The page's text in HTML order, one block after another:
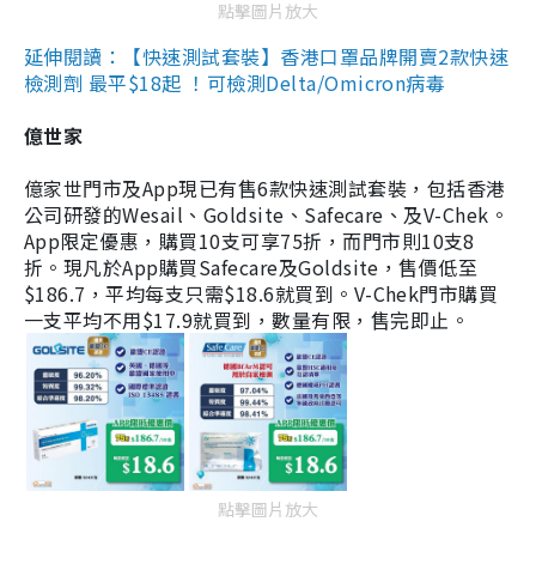
點擊圖片放大
延伸閱讀：【快速測試套裝】香港口罩品牌開賣2款快速
檢測劑 最平$18起 ！可檢測Delta/Omicron病毒
億世家
億家世門市及App現已有售6款快速測試套裝，包括香港
公司研發的Wesail、Goldsite、Safecare、及V-Chek。
App限定優惠，購買10支可享75折，而門市則10支8
折。現凡於App購買Safecare及Goldsite，售價低至
$186.7，平均每支只需$18.6就買到。V-Chek門市購買
一支平均不用$17.9就買到，數量有限，售完即止。
點擊圖片放大